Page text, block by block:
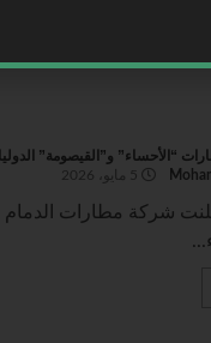
“الأحساء” و”القيصومة”
شركة مطارات